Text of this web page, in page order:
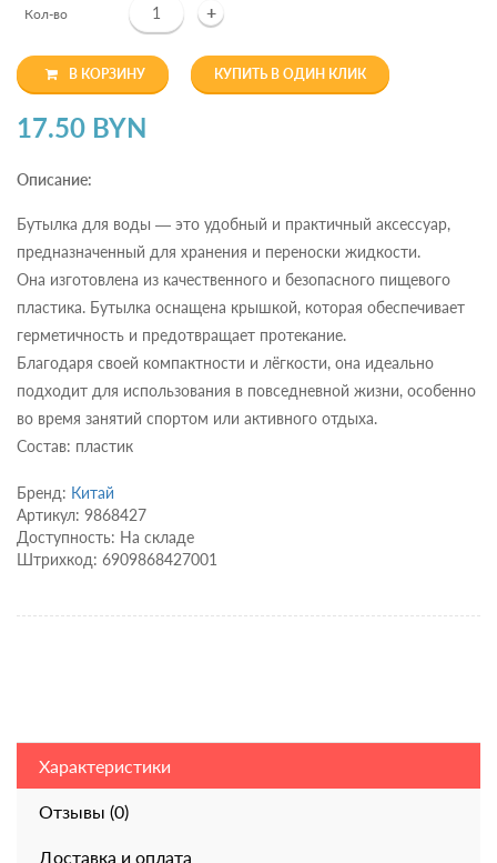
Кол-во +
В КОРЗИНУ КУПИТЬ В ОДИН КЛИК
17.50 BYN
Описание:
Бутылка для воды — это удобный и практичный аксессуар,
предназначенный для хранения и переноски жидкости.
Она изготовлена из качественного и безопасного пищевого
пластика. Бутылка оснащена крышкой, которая обеспечивает
герметичность и предотвращает протекание.
Благодаря своей компактности и лёгкости, она идеально
подходит для использования в повседневной жизни, особенно
во время занятий спортом или активного отдыха.
Состав: пластик
Бренд: Китай
Артикул: 9868427
Доступность: На складе
Штрихкод: 6909868427001
Характеристики
Отзывы (0)
Доставка и оплата